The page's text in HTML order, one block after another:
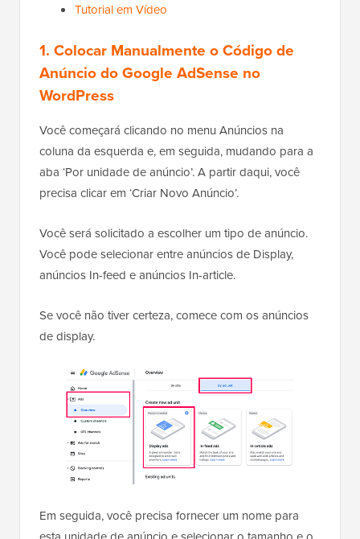
Tutorial em Vídeo
1. Colocar Manualmente o Código de
Anúncio do Google AdSense no
WordPress
Você começará clicando no menu Anúncios na
coluna da esquerda e, em seguida, mudando para a
aba ‘Por unidade de anúncio’. A partir daqui, você
precisa clicar em ‘Criar Novo Anúncio’.
Você será solicitado a escolher um tipo de anúncio.
Você pode selecionar entre anúncios de Display,
anúncios In-feed e anúncios In-article.
Se você não tiver certeza, comece com os anúncios
de display.
Em seguida, você precisa fornecer um nome para